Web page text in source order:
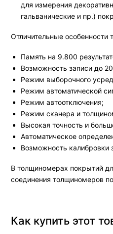
для измерения
гальванические и пр.)
Отличительные
Память на 9.800
Возможность записи до
Режим выборочного
Режим автоматической
Режим автоотключения;
Режим сканера и
Высокая точность и
Автоматическое
Возможность калибровки
В толщиномерах покрытий
соединения толщиномеров
Как купить этот